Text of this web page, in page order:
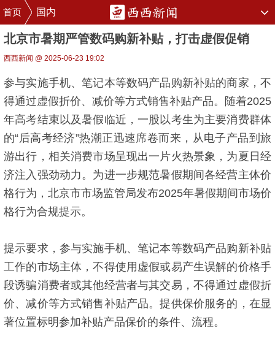
首页 国内
北京市暑期严管数码购新补贴，打击虚假促销
西西新闻 @ 2025-06-23 19:02
参与实施手机、笔记本等数码产品购新补贴的商家，不
得通过虚假折价、减价等方式销售补贴产品。随着2025
年高考结束以及暑假临近，一股以考生为主要消费群体
的“后高考经济”热潮正迅速席卷而来，从电子产品到旅
游出行，相关消费市场呈现出一片火热景象，为夏日经
济注入强劲动力。为进一步规范暑假期间各经营主体价
格行为，北京市市场监管局发布2025年暑假期间市场价
格行为合规提示。
提示要求，参与实施手机、笔记本等数码产品购新补贴
工作的市场主体，不得使用虚假或易产生误解的价格手
段诱骗消费者或其他经营者与其交易，不得通过虚假折
价、减价等方式销售补贴产品。提供保价服务的，在显
著位置标明参加补贴产品保价的条件、流程。